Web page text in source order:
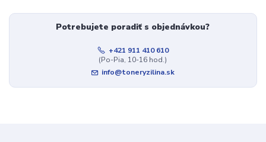
Potrebujete poradiť s objednávkou?
+421 911 410 610
(Po-Pia, 10-16 hod.)
info@toneryzilina.sk